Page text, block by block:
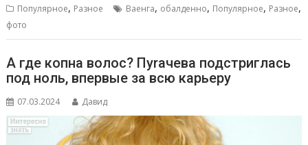
Популярное, Разное Ваенга, обалденно, Популярное, Разное,
фото
А где копна волос? Пуrачева подстриглась
под ноль, впервые за всю карьеру
07.03.2024 Давид